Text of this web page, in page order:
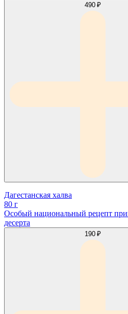
490 ₽
Дагестанская халва
80 г
Особый национальный рецепт
десерта
190 ₽